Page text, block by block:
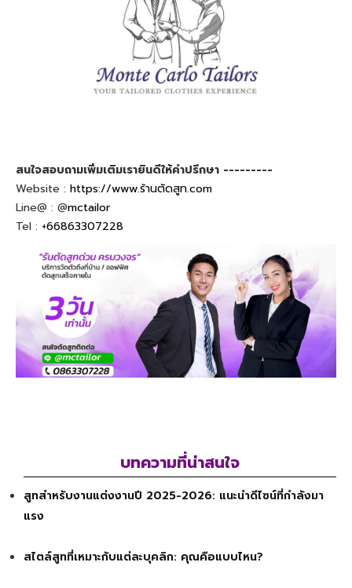
สนใจสอบถามเพิ่มเติมเรายินดีให้คำปรึกษา ---------
Website : https://www.ร้านตัดสูท.com
Line@ : @mctailor
Tel : +66863307228
บทความที่น่าสนใจ
สูทสำหรับงานแต่งงานปี 2025-2026: แนะนำดีไซน์ที่กำลังมา
แรง
สไตล์สูทที่เหมาะกับแต่ละบุคลิก: คุณคือแบบไหน?